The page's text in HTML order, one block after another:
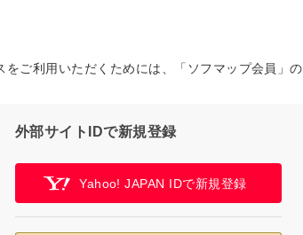
をご利用いただくためには、「ソフマップ会員」の
外部サイトIDで新規登録
Yahoo! JAPAN IDで新規登録